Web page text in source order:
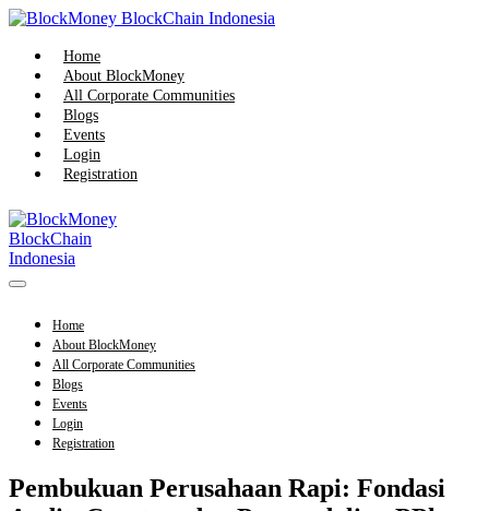
Skip
content
Home
About BlockMoney
All Corporate Communities
Blogs
Events
Login
Registration
Menu
Home
About BlockMoney
All Corporate Communities
Blogs
Events
Login
Registration
Pembukuan Perusahaan Rapi: Fondasi